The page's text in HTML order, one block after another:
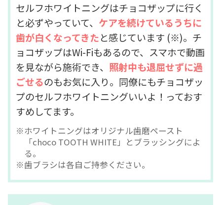
セルフホワイトニングはチョコザップに行く
と必ずやっていて、 ケアを続けているうちに
歯が白くなってきたと感じています (※)。チ
ョコザップはWi-Fiもあるので、スマホで動画
を見ながら施術でき、 照射中も退屈せずに過
ごせるのもお気に入り。同僚にもチョコザッ
プのセルフホワイトニングいいよ！っておす
すめしてます。
ホワイトニングはオリジナル歯磨ペースト
「choco TOOTH WHITE」とブラッシングによ
る。
歯ブラシは各自ご持参ください。